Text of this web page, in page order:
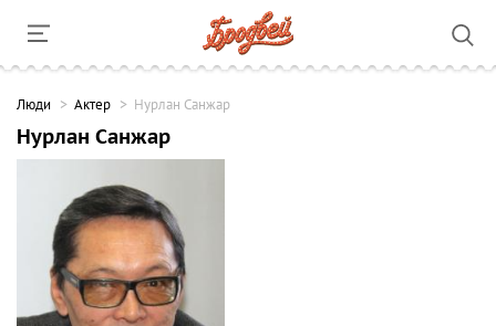
Люди Актер Нурлан Санжар
Нурлан Санжар